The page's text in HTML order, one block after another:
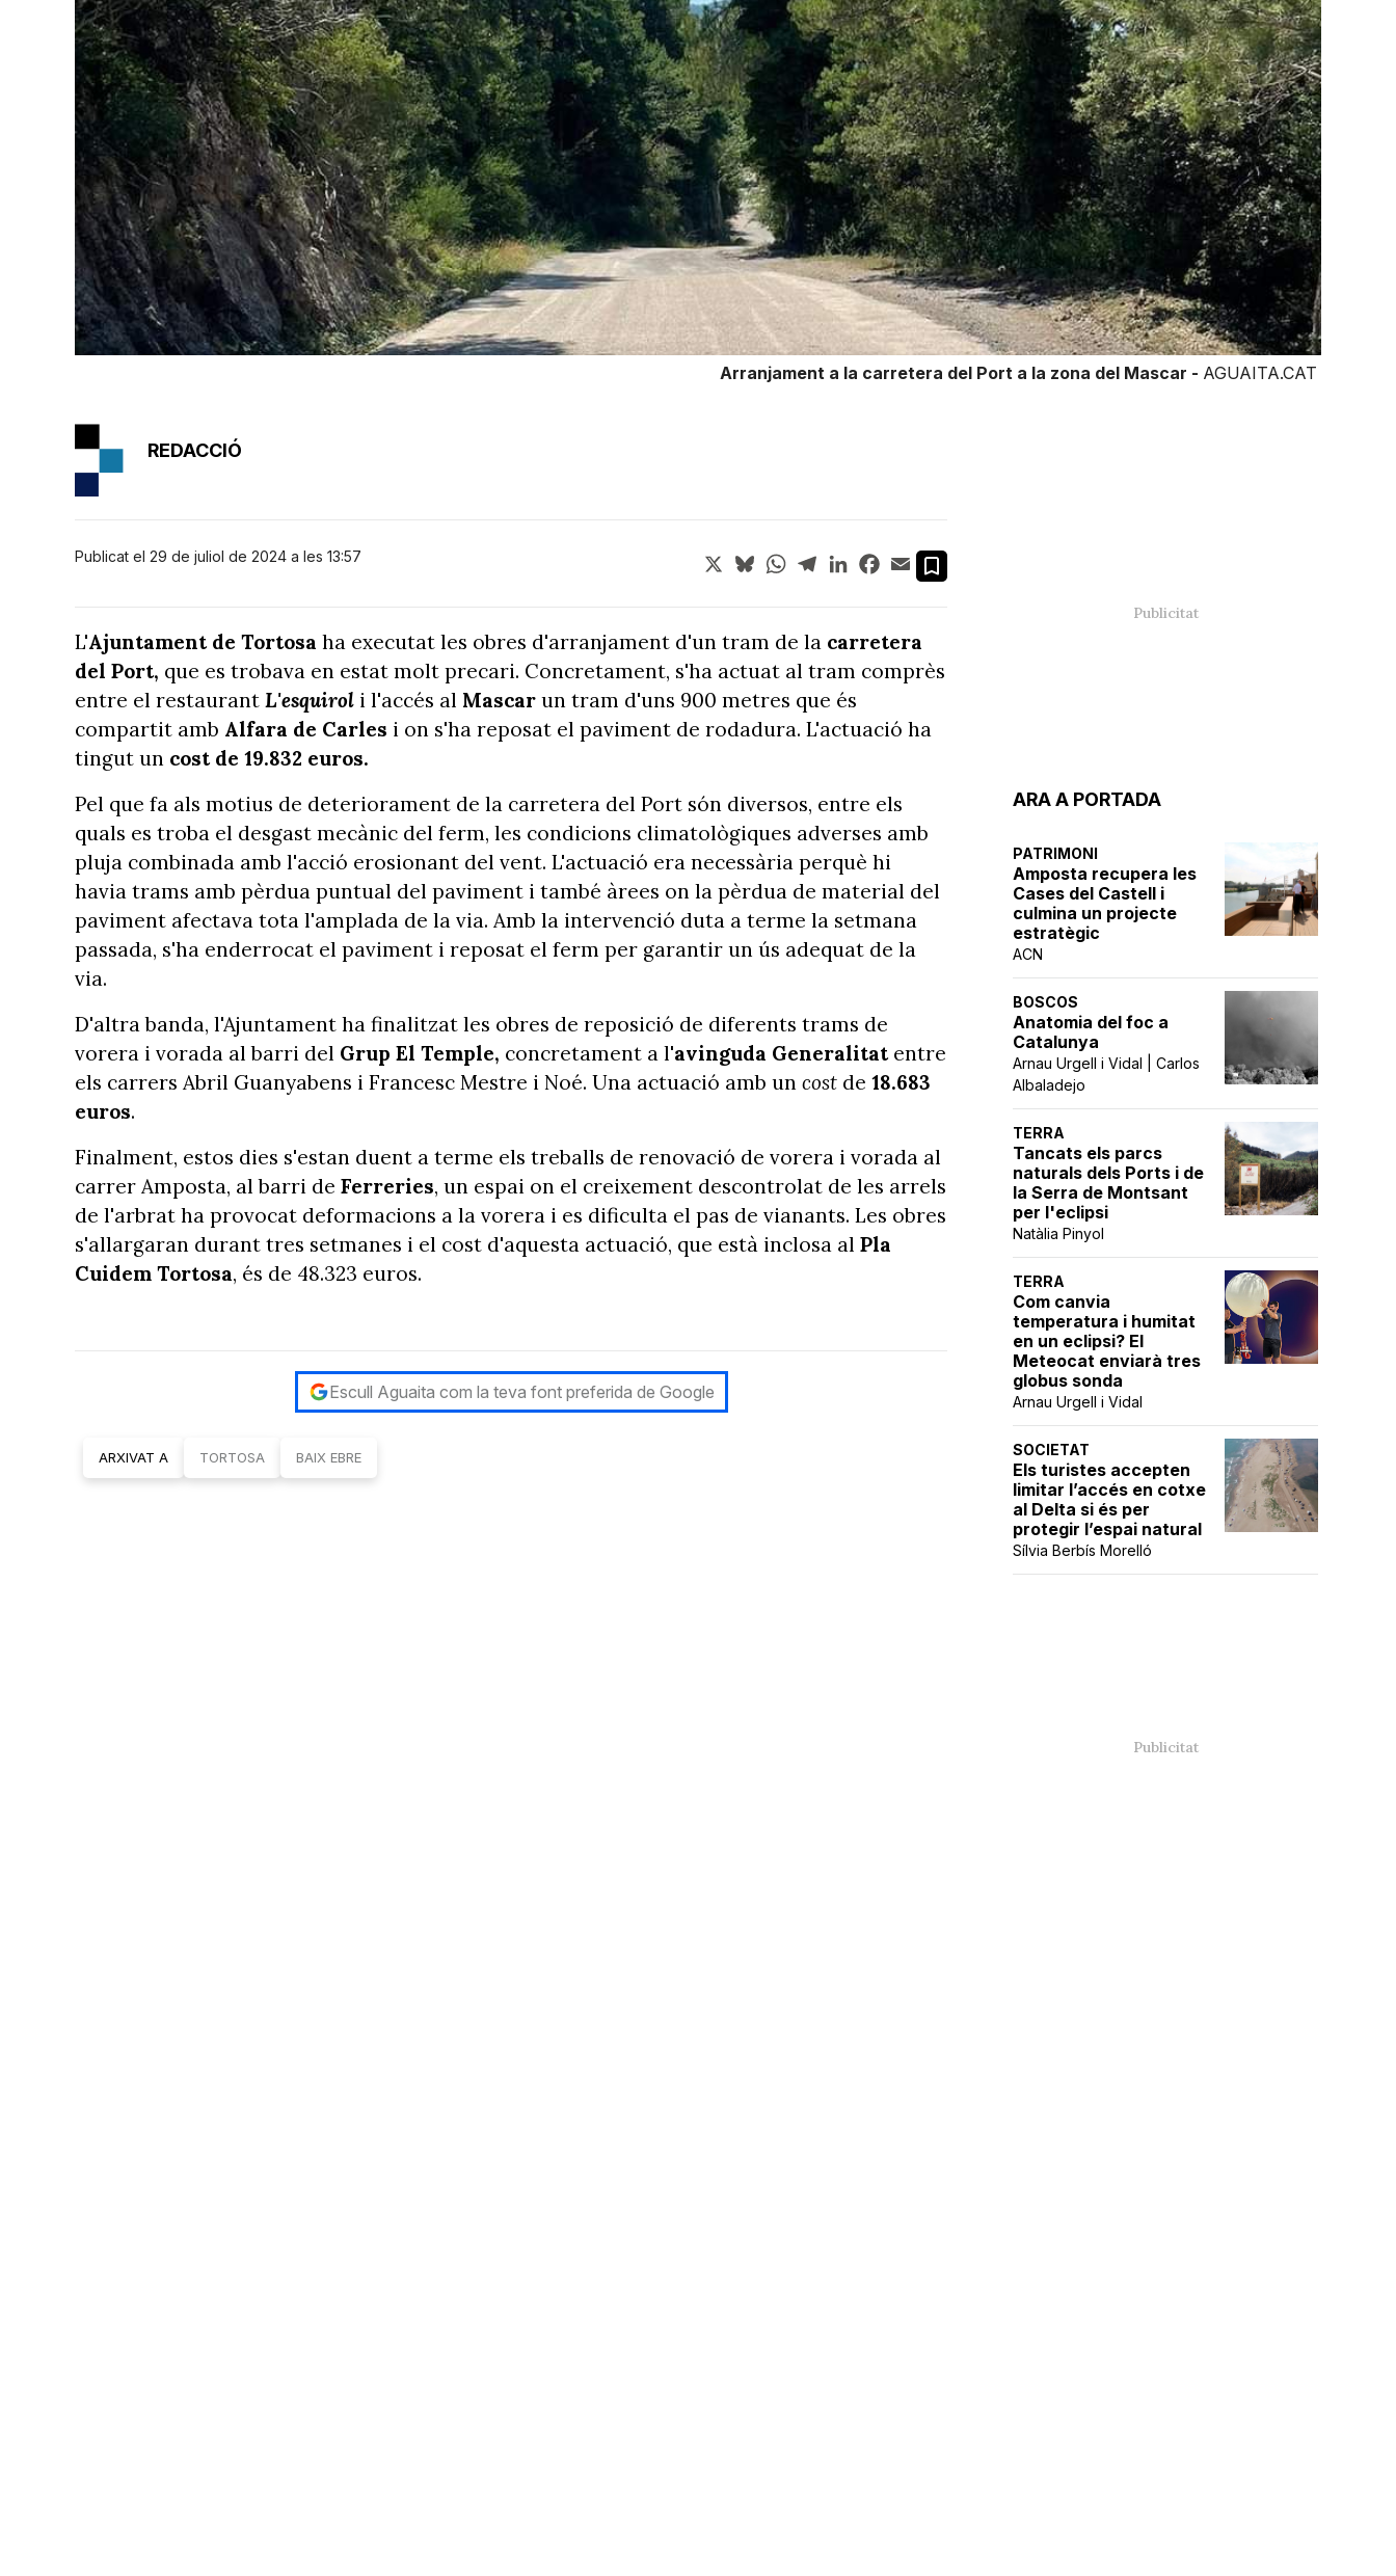
Arranjament a la carretera del Port a la zona del Mascar - AGUAITA.CAT
ARA A PORTADA
PATRIMONI
Amposta recupera les
Cases del Castell i
culmina un projecte
estratègic
ACN
BOSCOS
Anatomia del foc a
Catalunya
Arnau Urgell i Vidal | Carlos
Albaladejo
TERRA
Tancats els parcs
naturals dels Ports i de
la Serra de Montsant
per l'eclipsi
Natàlia Pinyol
TERRA
Com canvia
temperatura i humitat
en un eclipsi? El
Meteocat enviarà tres
globus sonda
Arnau Urgell i Vidal
SOCIETAT
Els turistes accepten
limitar l’accés en cotxe
al Delta si és per
protegir l’espai natural
Sílvia Berbís Morelló
REDACCIÓ
Publicat el 29 de juliol de 2024 a les 13:57 X BlueskyWhatsApp
TelegramLinkedInFacebook
Email
L'Ajuntament de Tortosa ha executat les obres d'arranjament d'un tram de la carretera
del Port, que es trobava en estat molt precari. Concretament, s'ha actuat al tram comprès
entre el restaurant L'esquirol i l'accés al Mascar un tram d'uns 900 metres que és
compartit amb Alfara de Carles i on s'ha reposat el paviment de rodadura. L'actuació ha
tingut un cost de 19.832 euros.
Pel que fa als motius de deteriorament de la carretera del Port són diversos, entre els
quals es troba el desgast mecànic del ferm, les condicions climatològiques adverses amb
pluja combinada amb l'acció erosionant del vent. L'actuació era necessària perquè hi
havia trams amb pèrdua puntual del paviment i també àrees on la pèrdua de material del
paviment afectava tota l'amplada de la via. Amb la intervenció duta a terme la setmana
passada, s'ha enderrocat el paviment i reposat el ferm per garantir un ús adequat de la
via.
D'altra banda, l'Ajuntament ha finalitzat les obres de reposició de diferents trams de
vorera i vorada al barri del Grup El Temple, concretament a l'avinguda Generalitatentre
els carrers Abril Guanyabens i Francesc Mestre i Noé. Una actuació amb un cost de 18.683
euros.
Finalment, estos dies s'estan duent a terme els treballs de renovació de vorera i vorada al
carrer Amposta, al barri de Ferreries, un espai on el creixement descontrolat de les arrels
de l'arbrat ha provocat deformacions a la vorera i es dificulta el pas de vianants. Les obres
s'allargaran durant tres setmanes i el cost d'aquesta actuació, que està inclosa al Pla
Cuidem Tortosa, és de 48.323 euros.
Escull Aguaita com la teva font preferida de Google
ARXIVAT A TORTOSA BAIX EBRE